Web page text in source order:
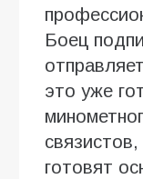
Боец
это уже
готовят